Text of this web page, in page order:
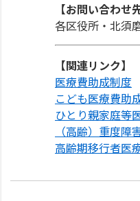
【お問い合わせ
各区役所・北須
【関連リンク】
医療費助成制度
こども医療費助
ひとり親家庭等
（高齢）重度
高齢期移行者医